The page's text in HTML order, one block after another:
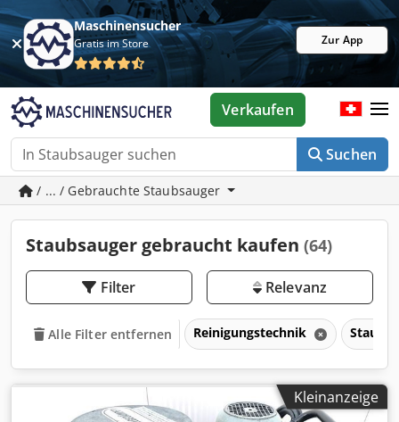
Maschinensucher
Gratis im Store Zur App
Suchen
Verkaufen
/ ... / Gebrauchte Staubsauger
Staubsauger gebraucht kaufen (64)
Filter Relevanz
Alle Filter entfernen Reinigungstechnik
Kleinanzeige